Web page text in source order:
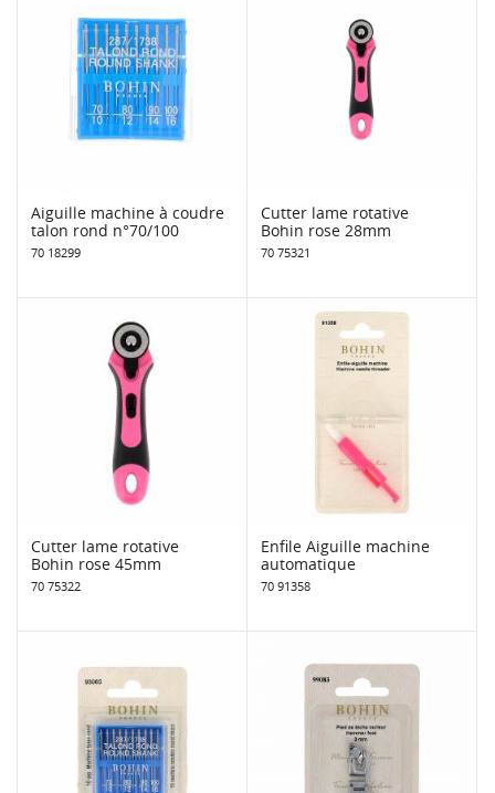
Aiguille machine à coudre
talon rond n°70/100
70 18299
Cutter lame rotative
Bohin rose 28mm
70 75321
Cutter lame rotative
Bohin rose 45mm
70 75322
Enfile Aiguille machine
automatique
70 91358